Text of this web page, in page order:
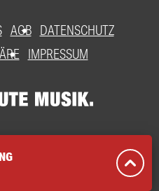
AGB DATENSCHUTZ
IMPRESSUM